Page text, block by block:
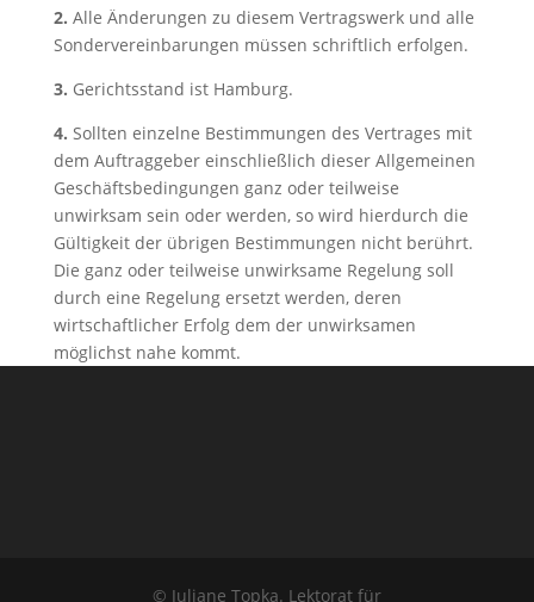
2. Alle Änderungen zu diesem Vertragswerk und alle
Sonderverein­barungen müssen schriftlich erfolgen.
3. Gerichtsstand ist Hamburg.
4. Sollten einzelne Bestimmungen des Vertrages mit
dem Auftrag­geber einschließlich dieser Allgemeinen
Ge­schäftsbedingungen ganz oder teilweise
unwirksam sein oder werden, so wird hierdurch die
Gültigkeit der übrigen Bestimmungen nicht berührt.
Die ganz oder teilweise unwirksame Regelung soll
durch eine Regelung ersetzt werden, deren
wirtschaftlicher Erfolg dem der unwirksamen
möglichst nahe kommt.
© Juliane Topka. Lektorat für